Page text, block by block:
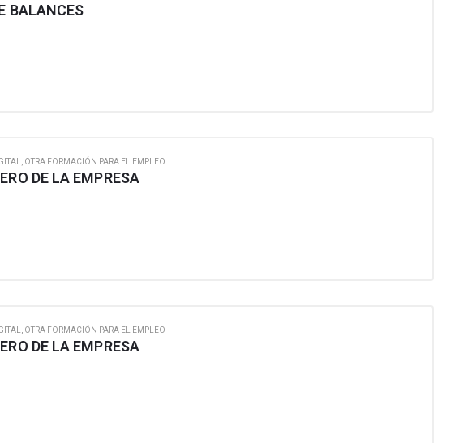
BALANCES
OTRA FORMACIÓN PARA EL EMPLEO
DE LA EMPRESA
OTRA FORMACIÓN PARA EL EMPLEO
DE LA EMPRESA